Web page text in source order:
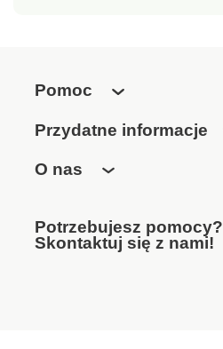
Pomoc
Przydatne informacje
O nas
Potrzebujesz pomocy?
Skontaktuj się z nami!